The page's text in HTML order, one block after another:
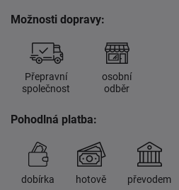
Možnosti dopravy:
Přepravní
společnost
osobní
odběr
Pohodlná platba:
dobírka hotově převodem